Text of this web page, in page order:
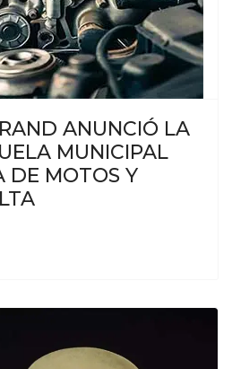
ANUNCIÓ LA
MUNICIPAL
DE MOTOS Y